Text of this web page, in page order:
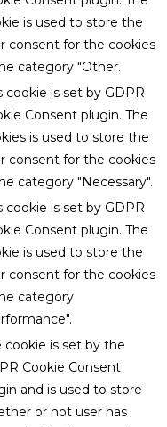
is used to store the
consent for the cookies
category "Other.
cookie is set by GDPR
Consent plugin. The
is used to store the
consent for the cookies
category "Necessary".
cookie is set by GDPR
Consent plugin. The
is used to store the
consent for the cookies
category
cookie is set by the
Cookie Consent
and is used to store
or not user has